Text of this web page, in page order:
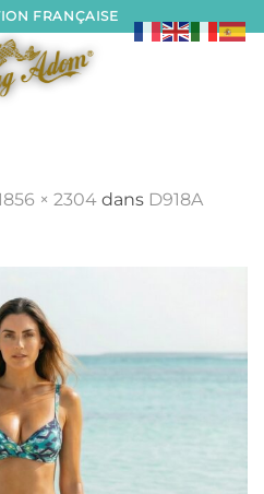
FRANÇAISE
× 2304 dans D918A